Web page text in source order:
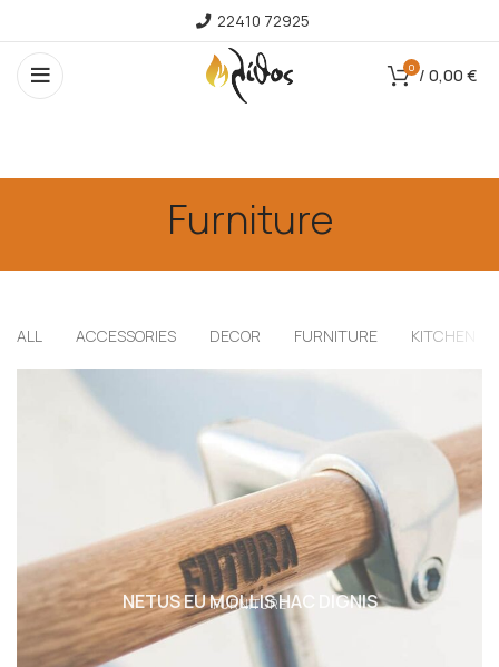
22410 72925
0 / 0,00 €
Furniture
ALL ACCESSORIES DECOR FURNITURE KITCHEN
FURNITURE
NETUS EU MOLLIS HAC DIGNIS